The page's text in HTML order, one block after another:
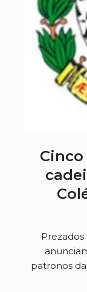
Prezados
patronos